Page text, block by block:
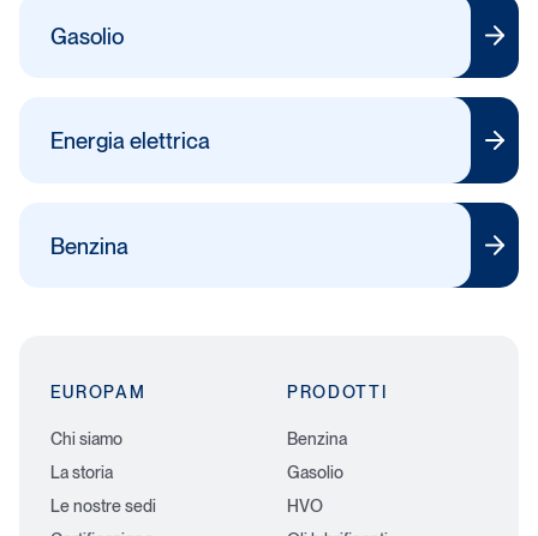
Gasolio
Energia elettrica
Benzina
EUROPAM
Chi siamo
La storia
Le nostre sedi
PRODOTTI
Benzina
Gasolio
HVO